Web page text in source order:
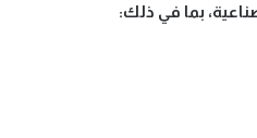
بما في ذلك: